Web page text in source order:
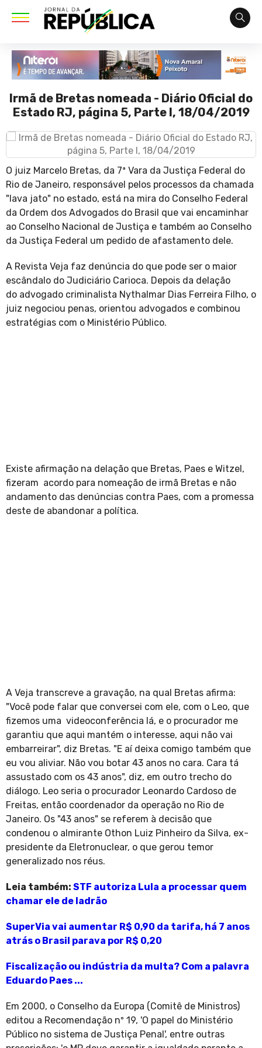
Irmã de Bretas nomeada - Diário Oficial do
Estado RJ, página 5, Parte I, 18/04/2019
O juiz Marcelo Bretas, da 7ª Vara da Justiça Federal do
Rio de Janeiro, responsável pelos processos da chamada
"lava jato" no estado, está na mira do Conselho Federal
da Ordem dos Advogados do Brasil que vai encaminhar
ao Conselho Nacional de Justiça e também ao Conselho
da Justiça Federal um pedido de afastamento dele.
A Revista Veja faz denúncia do que pode ser o maior
escândalo do Judiciário Carioca. Depois da delação
do advogado criminalista Nythalmar Dias Ferreira Filho, o
juiz negociou penas, orientou advogados e combinou
estratégias com o Ministério Público.
Existe afirmação na delação que Bretas, Paes e Witzel,
fizeram acordo para nomeação de irmã Bretas e não
andamento das denúncias contra Paes, com a promessa
deste de abandonar a política.
A Veja transcreve a gravação, na qual Bretas afirma:
"Você pode falar que conversei com ele, com o Leo, que
fizemos uma videoconferência lá, e o procurador me
garantiu que aqui mantém o interesse, aqui não vai
embarreirar", diz Bretas. "E aí deixa comigo também que
eu vou aliviar. Não vou botar 43 anos no cara. Cara tá
assustado com os 43 anos", diz, em outro trecho do
diálogo. Leo seria o procurador Leonardo Cardoso de
Freitas, então coordenador da operação no Rio de
Janeiro. Os "43 anos" se referem à decisão que
condenou o almirante Othon Luiz Pinheiro da Silva, ex-
presidente da Eletronuclear, o que gerou temor
generalizado nos réus.
Leia também: STF autoriza Lula a processar quem
chamar ele de ladrão
SuperVia vai aumentar R$ 0,90 da tarifa, há 7 anos
atrás o Brasil parava por R$ 0,20
Fiscalização ou indústria da multa? Com a palavra
Eduardo Paes ...
Em 2000, o Conselho da Europa (Comitê de Ministros)
editou a Recomendação nº 19, 'O papel do Ministério
Público no sistema de Justiça Penal', entre outras